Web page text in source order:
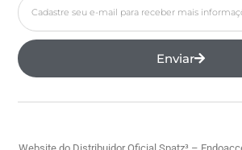
Enviar